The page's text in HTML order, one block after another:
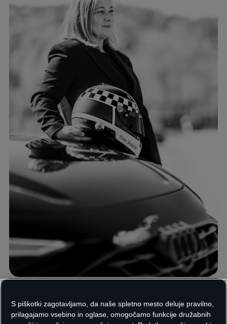
Letos so se pravila F1
precej
spremenila, kar vpliva tudi na
S piškotki zagotavljamo, da naše spletno mesto deluje pravilno,
prilagajamo vsebino in oglase, omogočamo funkcije družabnih